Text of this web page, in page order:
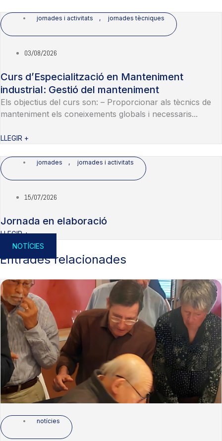
jornades i activitats , jornades tècniques
03/08/2026
Curs d’Especialització en Manteniment
industrial: Gestió del manteniment
Els objectius del curs son: – Proporcionar als tècnics de
manteniment els coneixements globals i necessaris...
LLEGIR +
jornades , jornades i activitats
15/07/2026
Jornada en elaboració
LLEGIR +
NOTÍCIES
Entrades relacionades
notícies